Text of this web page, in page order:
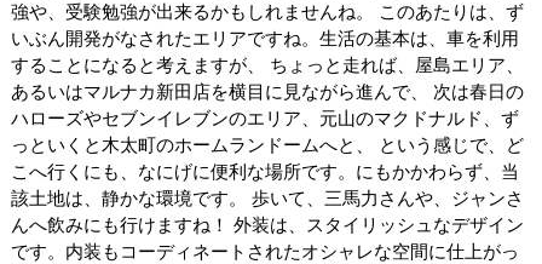
強や、受験勉強が出来るかもしれませんね。 このあたりは、ず
いぶん開発がなされたエリアですね。生活の基本は、車を利用
することになると考えますが、 ちょっと走れば、屋島エリア、
あるいはマルナカ新田店を横目に見ながら進んで、 次は春日の
ハローズやセブンイレブンのエリア、元山のマクドナルド、ず
っといくと木太町のホームランドームへと、 という感じで、ど
こへ行くにも、なにげに便利な場所です。にもかかわらず、当
該土地は、静かな環境です。 歩いて、三馬力さんや、ジャンさ
んへ飲みにも行けますね！ 外装は、スタイリッシュなデザイン
です。内装もコーディネートされたオシャレな空間に仕上がっ